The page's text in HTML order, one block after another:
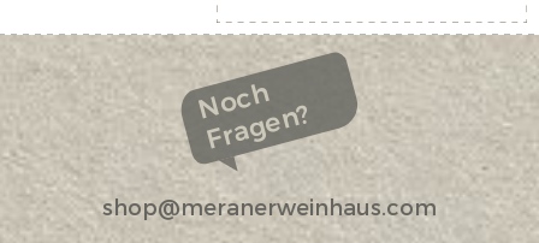
Noch
Fragen?
shop@meranerweinhaus.com